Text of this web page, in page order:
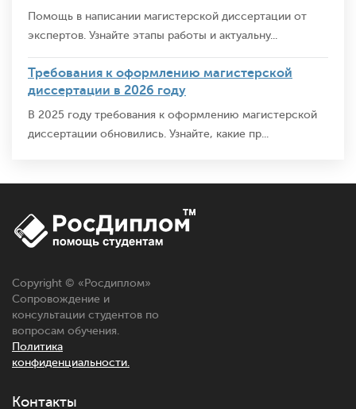
Помощь в написании магистерской диссертации от
экспертов. Узнайте этапы работы и актуальну...
Требования к оформлению магистерской
диссертации в 2026 году
В 2025 году требования к оформлению магистерской
диссертации обновились. Узнайте, какие пр...
Copyright © «Росдиплом»
Сопровождение и
консультации студентов по
вопросам обучения.
Политика
конфиденциальности.
Контакты